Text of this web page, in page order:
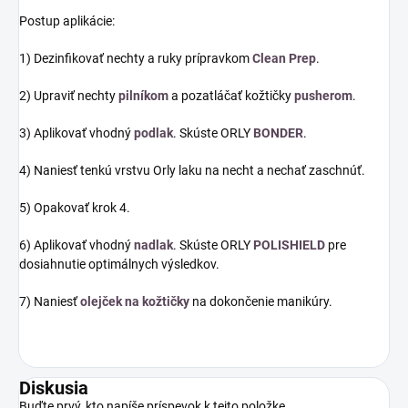
Postup aplikácie:
1) Dezinfikovať nechty a ruky prípravkomClean Prep.
2) Upraviť nechtypilníkoma pozatláčať kožtičkypusherom.
3) Aplikovať vhodnýpodlak. Skúste ORLY BONDER.
4) Naniesť tenkú vrstvu Orly laku na necht a nechať zaschnúť.
5) Opakovať krok 4.
6) Aplikovať vhodnýnadlak. Skúste ORLY POLISHIELD pre
dosiahnutie optimálnych výsledkov.
7) Naniesťolejček na kožtičky na dokončenie manikúry.
Diskusia